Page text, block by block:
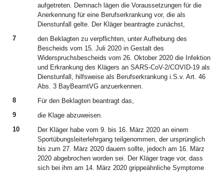
aufgetreten. Demnach lägen die Voraussetzungen für die
Anerkennung für eine Berufserkrankung vor, die als
Dienstunfall gelte. Der Kläger beantragte zunächst,
7
den Beklagten zu verpflichten, unter Aufhebung des
Bescheids vom 15. Juli 2020 in Gestalt des
Widerspruchsbescheids vom 26. Oktober 2020 die Infektion
und Erkrankung des Klägers an SARS-CoV-2/COVID-19 als
Dienstunfall, hilfsweise als Berufserkrankung i.S.v. Art. 46
Abs. 3 BayBeamtVG anzuerkennen.
8
Für den Beklagten beantragt das,
9
die Klage abzuweisen.
10
Der Kläger habe vom 9. bis 16. März 2020 an einem
Sportübungsleiterlehrgang teilgenommen, der ursprünglich
bis zum 27. März 2020 dauern sollte, jedoch am 16. März
2020 abgebrochen worden sei. Der Kläger trage vor, dass
sich bei ihm am 14. März 2020 grippeähnliche Symptome